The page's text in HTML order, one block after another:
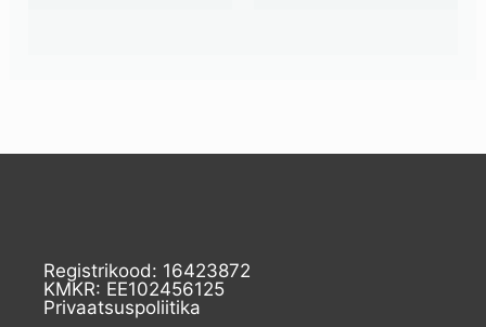
Registrikood: 16423872
KMKR: EE102456125
Privaatsuspoliitika